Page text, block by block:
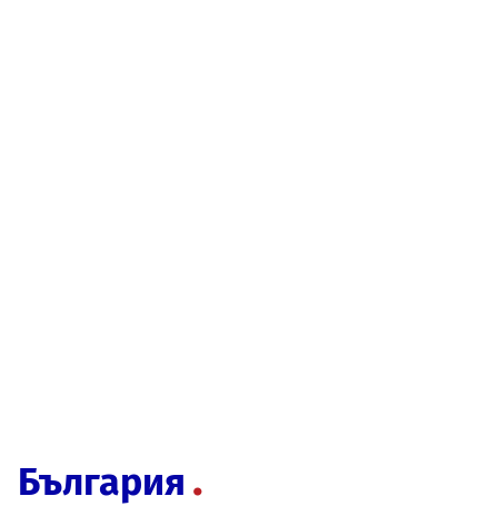
България